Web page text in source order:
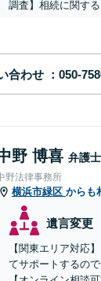
調査】相続に関す
合わせ
野 博喜 弁護士
野法律事務所
横浜市緑区 からも
遺言変更
【関東エリア対応
てサポートするの